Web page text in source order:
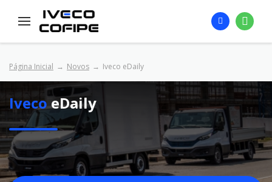
Página Inicial Novos Iveco eDaily
IvecoeDaily